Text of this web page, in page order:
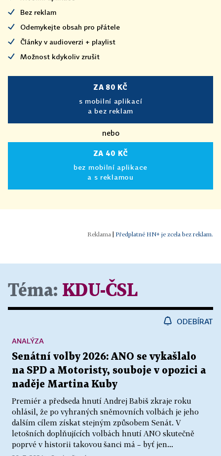
Bez reklam
Odemykejte obsah pro přátele
Články v audioverzi + playlist
Možnost kdykoliv zrušit
ZA 80 KČ
s mobilní aplikací
a bez reklam
nebo
ZA 40 KČ
bez mobilní aplikace
a s reklamou
| Předplatné HN+ je zcela bez reklam.
Téma: KDU-ČSL
ODEBÍRAT
Senátní volby 2026: ANO se vykašlalo
na SPD a Motoristy, souboje v opozici a
naděje Martina Kuby
Premiér a předseda hnutí Andrej Babiš zkraje roku
ohlásil, že po vyhraných sněmovních volbách je jeho
dalším cílem získat stejným způsobem Senát. V
letošních doplňujících volbách hnutí ANO skutečně
poprvé v historii takovou šanci má – byť jen...
ANALÝZA